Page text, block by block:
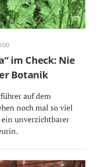
im Check: Nie
Botanik
auf dem
noch mal so viel
ein unverzichtbarer